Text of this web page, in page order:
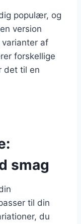
populær, og
version
varianter af
forskellige
det til en
smag
til din
du